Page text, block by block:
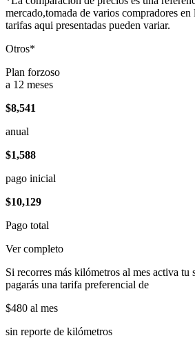
mercado,tomada de varios compradores
tarifas aqui presentadas pueden variar.
Otros*
Plan forzoso
a 12 meses
$8,541
anual
$1,588
pago inicial
$10,129
Pago total
Ver completo
Si recorres más kilómetros al mes activa tu
pagarás una tarifa preferencial de
$480 al mes
sin reporte de kilómetros